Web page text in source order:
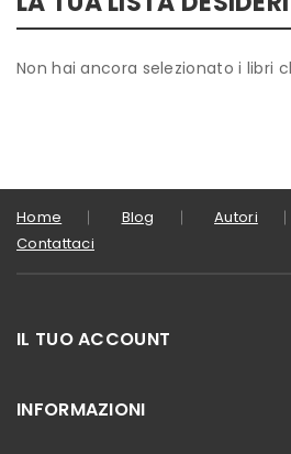
Non hai ancora selezionato i libri
Home Blog Autori
Contattaci
IL TUO ACCOUNT
INFORMAZIONI